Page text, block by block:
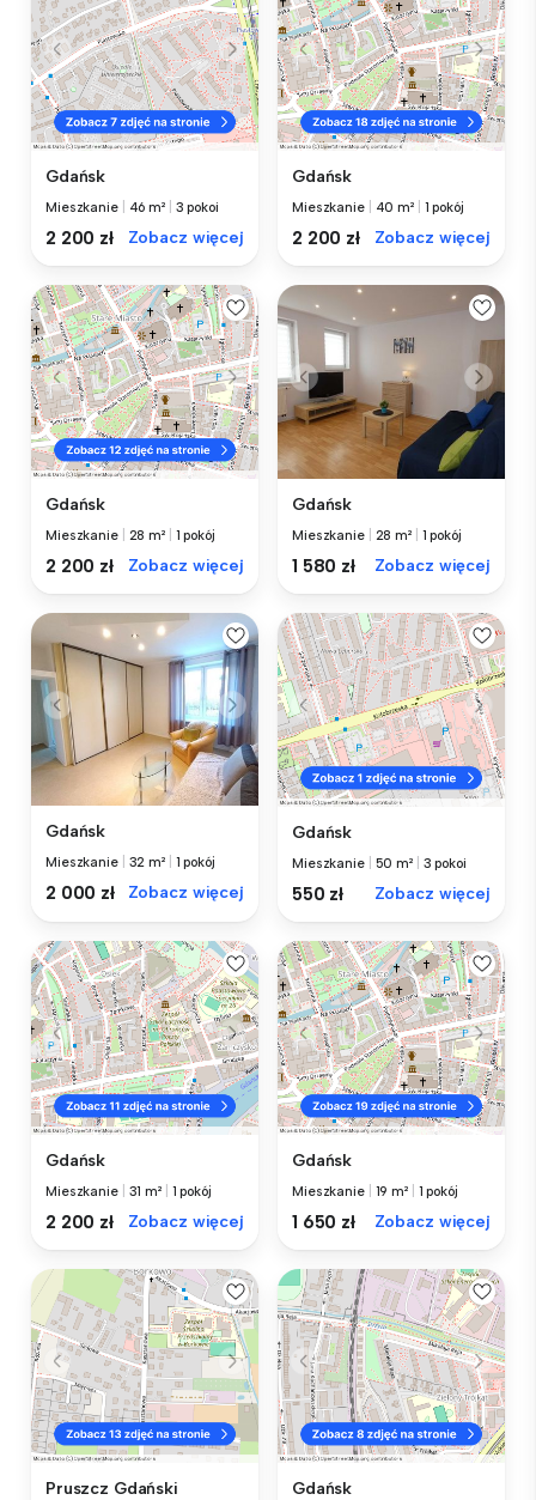
Gdańsk
Mieszkanie 46 m² 3 pokoi
2 200 zł Zobacz więcej
Gdańsk
Mieszkanie 40 m² 1 pokój
2 200 zł Zobacz więcej
Gdańsk
Mieszkanie 28 m² 1 pokój
2 200 zł Zobacz więcej
Gdańsk
Mieszkanie 28 m² 1 pokój
1 580 zł Zobacz więcej
Gdańsk
Mieszkanie 32 m² 1 pokój
2 000 zł Zobacz więcej
Gdańsk
Mieszkanie 50 m² 3 pokoi
550 zł Zobacz więcej
Gdańsk
Mieszkanie 31 m² 1 pokój
2 200 zł Zobacz więcej
Gdańsk
Mieszkanie 19 m² 1 pokój
1 650 zł Zobacz więcej
Pruszcz Gdański
Gdańsk